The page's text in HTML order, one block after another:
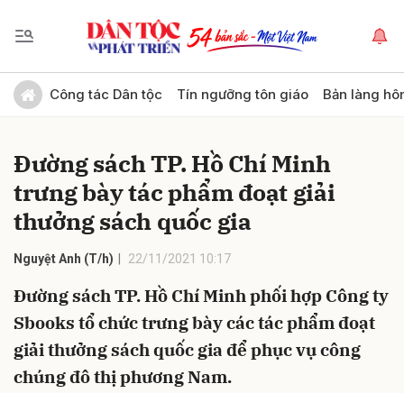
Công tác Dân tộc Tín ngưỡng tôn giáo Bản làng
Đường sách TP. Hồ Chí Minh
trưng bày tác phẩm đoạt giải
thưởng sách quốc gia
Nguyệt Anh (T/h) 22/11/2021 10:17
Đường sách TP. Hồ Chí Minh phối hợp Công ty
Sbooks tổ chức trưng bày các tác phẩm đoạt
giải thưởng sách quốc gia để phục vụ công
chúng đô thị phương Nam.
Gửi bình luận